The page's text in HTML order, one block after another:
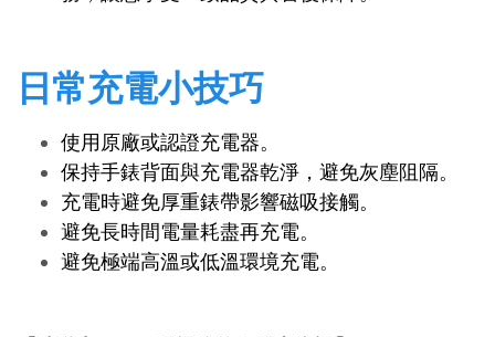
日常充電小技巧
使用原廠或認證充電器。
保持手錶背面與充電器乾淨，避免灰塵阻隔。
充電時避免厚重錶帶影響磁吸接觸。
避免長時間電量耗盡再充電。
避免極端高溫或低溫環境充電。